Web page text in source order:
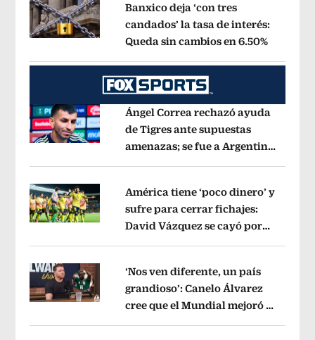
Opens in new window
Banxico deja ‘con tres
candados’ la tasa de interés:
Queda sin cambios en 6.50%Opens
Opens in new window
Ángel Correa rechazó ayuda
de Tigres ante supuestas
amenazas; se fue a Argentina
Opens in new window
América tiene ‘poco dinero’ y
sufre para cerrar fichajes:
David Vázquez se cayó por
Opens in new window
‘Nos ven diferente, un país
grandioso’: Canelo Álvarez
cree que el Mundial mejoró la